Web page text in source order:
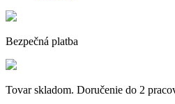
Bezpečná platba
Tovar skladom. Doručenie do 2